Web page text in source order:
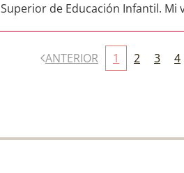
Superior de Educación Infantil. Mi
ANTERIOR 1 2 3 4